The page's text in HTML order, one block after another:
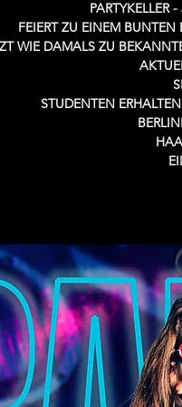
PARTYKELLER
FEIERT ZU EINEM
WIE DAMALS ZU
STUDENTEN